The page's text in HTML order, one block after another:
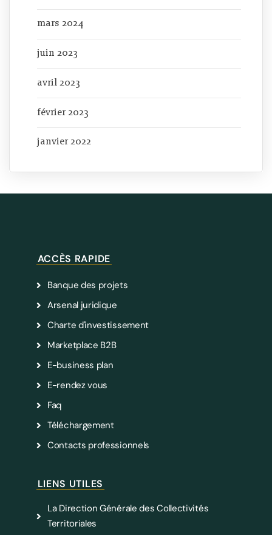
mars 2024
juin 2023
avril 2023
février 2023
janvier 2022
ACCÈS RAPIDE
Banque des projets
Arsenal juridique
Charte d'investissement
Marketplace B2B
E-business plan
E-rendez vous
Faq
Téléchargement
Contacts professionnels
LIENS UTILES
La Direction Générale des Collectivités
Territoriales